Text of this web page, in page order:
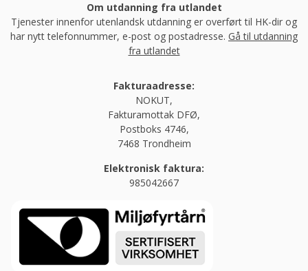
Om utdanning fra utlandet
Tjenester innenfor utenlandsk utdanning er overført til HK-dir og
har nytt telefonnummer, e-post og postadresse. Gå til utdanning
fra utlandet
Fakturaadresse:
NOKUT,
Fakturamottak DFØ,
Postboks 4746,
7468 Trondheim
Elektronisk faktura:
985042667